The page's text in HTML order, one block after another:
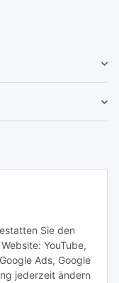
Sie den
YouTube,
Ads, Google
jederzeit ändern